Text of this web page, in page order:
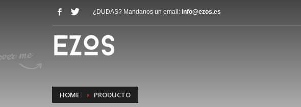
¿DUDAS? Mandanos un email: info@ezos.es
HOME PRODUCTO